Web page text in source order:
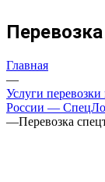
Главная
—
Услуги
России —
—Перевозка